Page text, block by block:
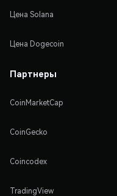
Цена Solana
Цена Dogecoin
Партнеры
CoinMarketCap
CoinGecko
Coincodex
TradingView